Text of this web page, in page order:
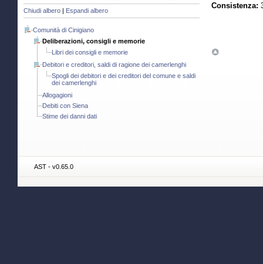
Chiudi albero Espandi albero
Comunità di Cinigiano
Deliberazioni, consigli e memorie
Libri dei consigli e memorie
Debitori e creditori, saldi di ragione dei camerlenghi
Spogli dei debitori e dei creditori del comune e saldi
dei camerlenghi
Allogagioni
Debiti con Siena
Stime dei danni dati
Consistenza:
AST - v0.65.0